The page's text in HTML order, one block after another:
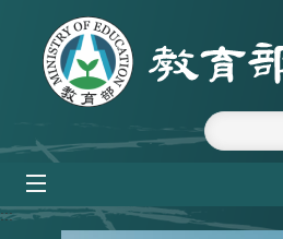
跳到主要內容區塊
:::